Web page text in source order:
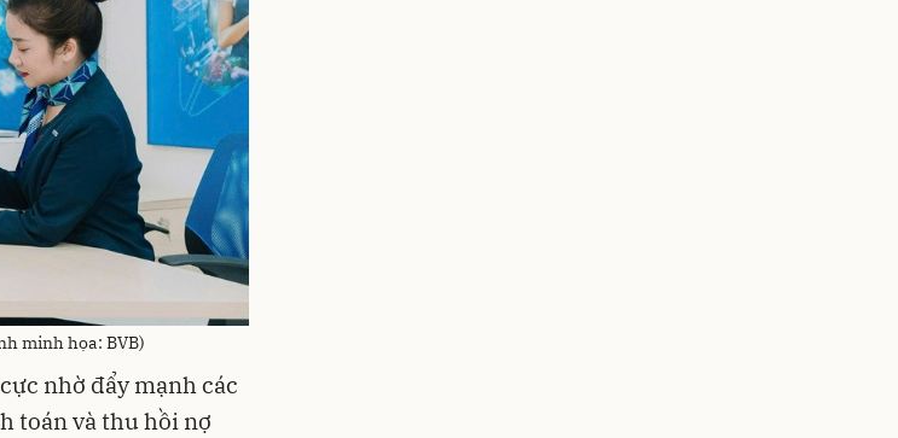
minh họa: BVB)
nhờ đẩy mạnh các
toán và thu hồi nợ